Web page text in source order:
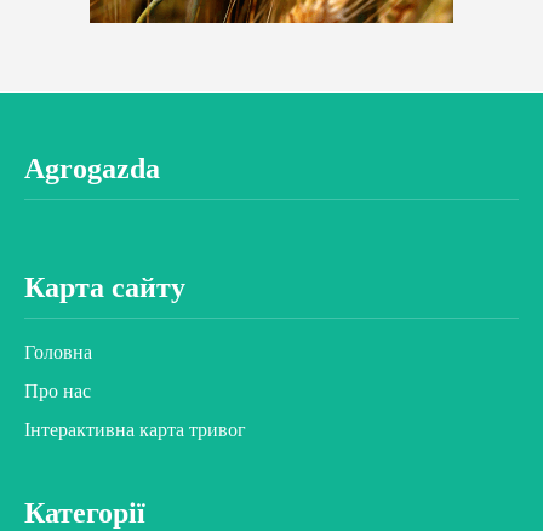
Agrogazda
Карта сайту
Головна
Про нас
Інтерактивна карта тривог
Категорії